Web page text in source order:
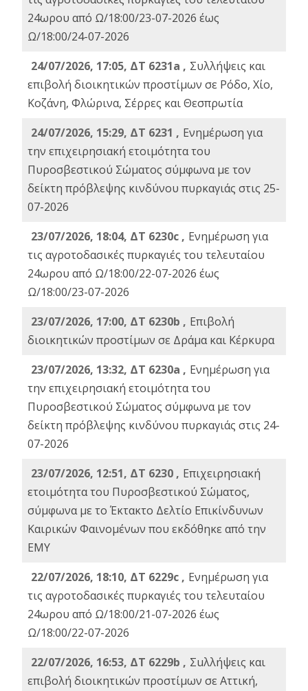
24ωρου από Ω/18:00/23-07-2026 έως
Ω/18:00/24-07-2026
24/07/2026, 17:05, ΔΤ 6231a , Συλλήψεις και
επιβολή διοικητικών προστίμων σε Ρόδο, Χίο,
Κοζάνη, Φλώρινα, Σέρρες και Θεσπρωτία
24/07/2026, 15:29, ΔΤ 6231 , Ενημέρωση για
την επιχειρησιακή ετοιμότητα του
Πυροσβεστικού Σώματος σύμφωνα με τον
δείκτη πρόβλεψης κινδύνου πυρκαγιάς στις 25-
07-2026
23/07/2026, 18:04, ΔΤ 6230c , Ενημέρωση για
τις αγροτοδασικές πυρκαγιές του τελευταίου
24ωρου από Ω/18:00/22-07-2026 έως
Ω/18:00/23-07-2026
23/07/2026, 17:00, ΔΤ 6230b , Επιβολή
διοικητικών προστίμων σε Δράμα και Κέρκυρα
23/07/2026, 13:32, ΔΤ 6230a , Ενημέρωση για
την επιχειρησιακή ετοιμότητα του
Πυροσβεστικού Σώματος σύμφωνα με τον
δείκτη πρόβλεψης κινδύνου πυρκαγιάς στις 24-
07-2026
23/07/2026, 12:51, ΔΤ 6230 , Επιχειρησιακή
ετοιμότητα του Πυροσβεστικού Σώματος,
σύμφωνα με το Έκτακτο Δελτίο Επικίνδυνων
Καιρικών Φαινομένων που εκδόθηκε από την
ΕΜΥ
22/07/2026, 18:10, ΔΤ 6229c , Ενημέρωση για
τις αγροτοδασικές πυρκαγιές του τελευταίου
24ωρου από Ω/18:00/21-07-2026 έως
Ω/18:00/22-07-2026
22/07/2026, 16:53, ΔΤ 6229b , Σuλλήψεις και
επιβολή διοικητικών προστίμων σε Αττική,